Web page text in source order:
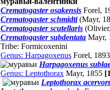
Crematogaster osakensis Forel,
Crematogaster schmidti(Mayr,
Crematogaster scutellaris
Crematogaster subdentata Mayr,
Tribe: Formicoxenini
Genus: Harpagoxenus Forel,
Harpagoxenus
Genus: Leptothorax Mayr, 1855
Leptothorax